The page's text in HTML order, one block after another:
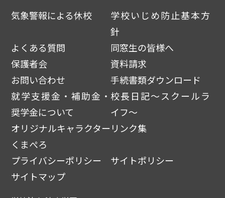
気象警報による休校
学校いじめ防止基本方
針
よくある質問
同窓生の皆様へ
保護者会
資料請求
お問い合わせ
手続書類ダウンロード
就学支援金・補助金・
奨学金について
校長日記～スクールラ
イフ～
オリジナルキャラクター
くまぺろ
リンク集
プライバシーポリシー
サイトポリシー
サイトマップ